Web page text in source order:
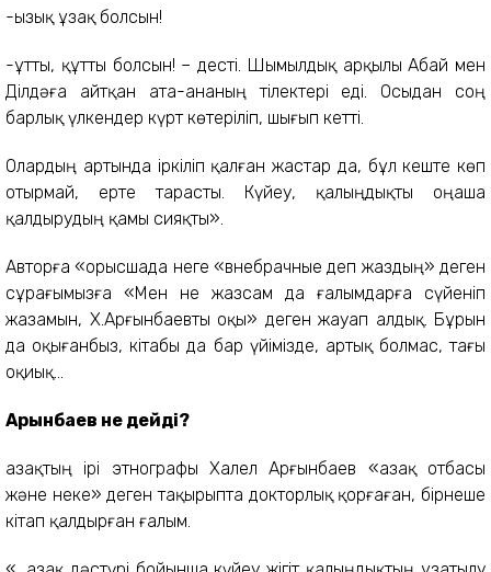
-Қызық ұзақ болсын!
-Құтты, құтты болсын! – десті. Шымылдық арқылы Абай мен
Ділдәға айтқан ата-ананың тілектері еді. Осыдан соң
барлық үлкендер күрт көтеріліп, шығып кетті.
Олардың артында іркіліп қалған жастар да, бұл кеште көп
отырмай, ерте тарасты. Күйеу, қалыңдықты оңаша
қалдырудың қамы сияқты».
Авторға «орысшада неге «внебрачные деп жаздың» деген
сұрағымызға «Мен не жазсам да ғалымдарға сүйеніп
жазамын, Х.Арғынбаевты оқы» деген жауап алдық. Бұрын
да оқығанбыз, кітабы да бар үйімізде, артық болмас, тағы
оқиық...
Арғынбаев не дейді?
Қазақтың ірі этнографы Халел Арғынбаев «Қазақ отбасы
және неке» деген тақырыпта докторлық қорғаған, бірнеше
кітап қалдырған ғалым.